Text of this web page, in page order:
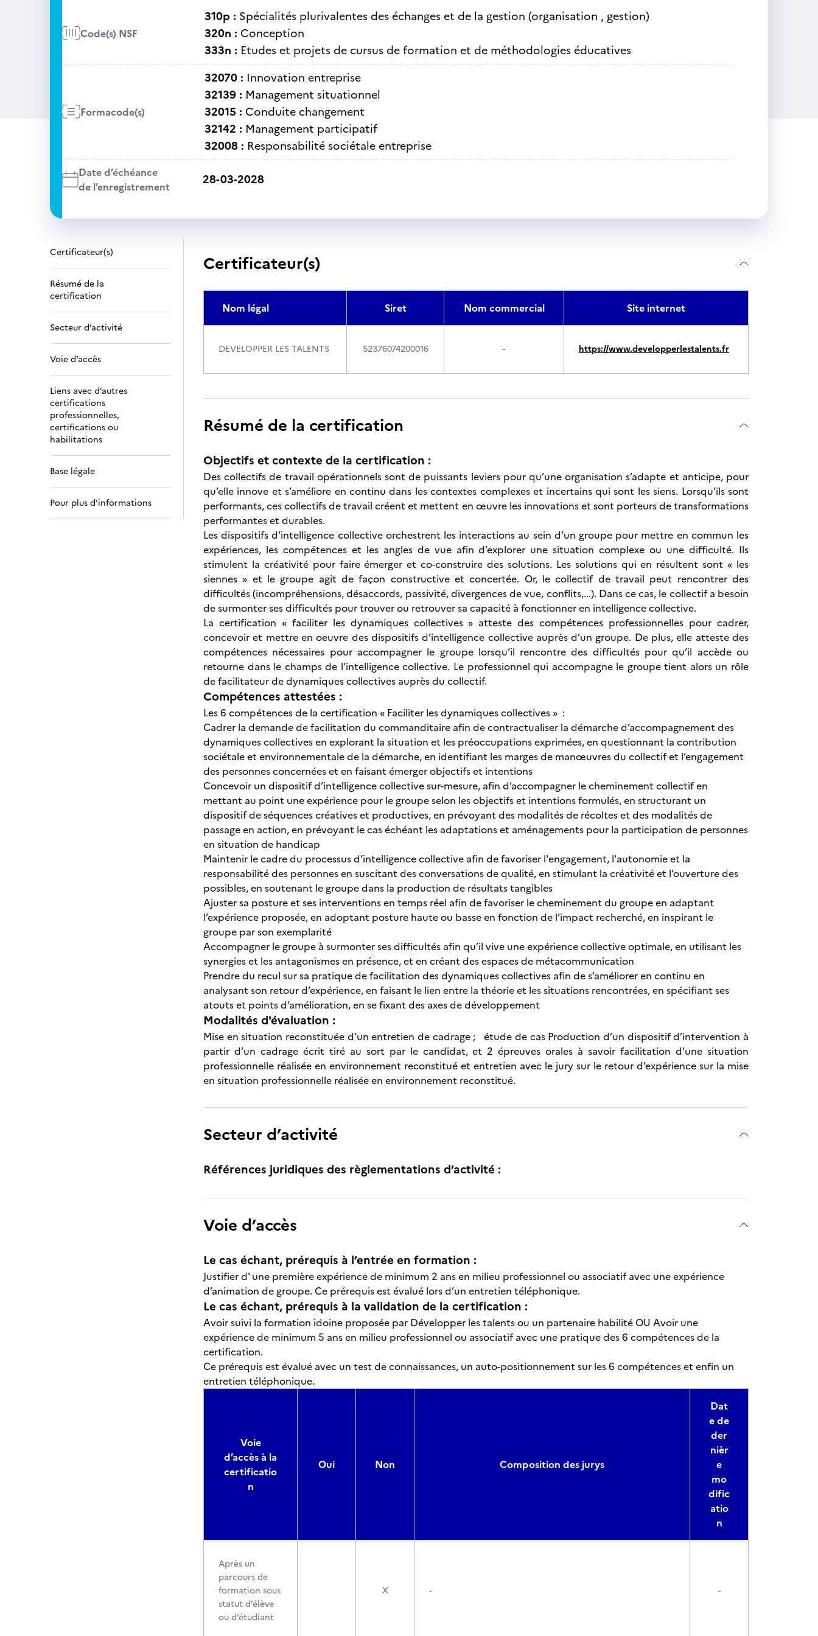
Code(s) NSF
310p : Spécialités plurivalentes des échanges et de la gestion (organisation , gestion)
320n : Conception
333n : Etudes et projets de cursus de formation et de méthodologies éducatives
Formacode(s)
32070 : Innovation entreprise
32139 : Management situationnel
32015 : Conduite changement
32142 : Management participatif
32008 : Responsabilité sociétale entreprise
Date d’échéance
de l’enregistrement
28-03-2028
Certificateur(s)
Résumé de la
certification
Secteur d’activité
Voie d’accès
Liens avec d’autres
certifications
professionnelles,
certifications ou
habilitations
Base légale
Pour plus d’informations
Certificateur(s)
Nom légal Siret Nom commercial Site internet
DEVELOPPER LES TALENTS 52376074200016 - https://www.developperlestalents.fr
Résumé de la certification
Objectifs et contexte de la certification :
Des collectifs de travail opérationnels sont de puissants leviers pour qu’une organisation s’adapte et anticipe, pour
qu’elle innove et s’améliore en continu dans les contextes complexes et incertains qui sont les siens. Lorsqu’ils sont
performants, ces collectifs de travail créent et mettent en œuvre les innovations et sont porteurs de transformations
performantes et durables.
Les dispositifs d’intelligence collective orchestrent les interactions au sein d’un groupe pour mettre en commun les
expériences, les compétences et les angles de vue afin d’explorer une situation complexe ou une difficulté. Ils
stimulent la créativité pour faire émerger et co-construire des solutions. Les solutions qui en résultent sont « les
siennes » et le groupe agit de façon constructive et concertée. Or, le collectif de travail peut rencontrer des
difficultés (incompréhensions, désaccords, passivité, divergences de vue, conflits,...). Dans ce cas, le collectif a besoin
de surmonter ses difficultés pour trouver ou retrouver sa capacité à fonctionner en intelligence collective.
La certification « faciliter les dynamiques collectives » atteste des compétences professionnelles pour cadrer,
concevoir et mettre en oeuvre des dispositifs d’intelligence collective auprès d’un groupe. De plus, elle atteste des
compétences nécessaires pour accompagner le groupe lorsqu’il rencontre des difficultés pour qu’il accède ou
retourne dans le champs de l’intelligence collective. Le professionnel qui accompagne le groupe tient alors un rôle
de facilitateur de dynamiques collectives auprès du collectif.
Compétences attestées :
Les 6 compétences de la certification « Faciliter les dynamiques collectives » :
Cadrer la demande de facilitation du commanditaire afin de contractualiser la démarche d’accompagnement des
dynamiques collectives en explorant la situation et les préoccupations exprimées, en questionnant la contribution
sociétale et environnementale de la démarche, en identifiant les marges de manœuvres du collectif et l’engagement
des personnes concernées et en faisant émerger objectifs et intentions
Concevoir un dispositif d’intelligence collective sur-mesure, afin d’accompagner le cheminement collectif en
mettant au point une expérience pour le groupe selon les objectifs et intentions formulés, en structurant un
dispositif de séquences créatives et productives, en prévoyant des modalités de récoltes et des modalités de
passage en action, en prévoyant le cas échéant les adaptations et aménagements pour la participation de personnes
en situation de handicap
Maintenir le cadre du processus d’intelligence collective afin de favoriser l'engagement, l'autonomie et la
responsabilité des personnes en suscitant des conversations de qualité, en stimulant la créativité et l’ouverture des
possibles, en soutenant le groupe dans la production de résultats tangibles
Ajuster sa posture et ses interventions en temps réel afin de favoriser le cheminement du groupe en adaptant
l’expérience proposée, en adoptant posture haute ou basse en fonction de l’impact recherché, en inspirant le
groupe par son exemplarité
Accompagner le groupe à surmonter ses difficultés afin qu’il vive une expérience collective optimale, en utilisant les
synergies et les antagonismes en présence, et en créant des espaces de métacommunication
Prendre du recul sur sa pratique de facilitation des dynamiques collectives afin de s’améliorer en continu en
analysant son retour d’expérience, en faisant le lien entre la théorie et les situations rencontrées, en spécifiant ses
atouts et points d’amélioration, en se fixant des axes de développement
Modalités d'évaluation :
Mise en situation reconstituée d’un entretien de cadrage ; étude de cas Production d’un dispositif d’intervention à
partir d’un cadrage écrit tiré au sort par le candidat, et 2 épreuves orales à savoir facilitation d’une situation
professionnelle réalisée en environnement reconstitué et entretien avec le jury sur le retour d’expérience sur la mise
en situation professionnelle réalisée en environnement reconstitué.
Secteur d’activité
Références juridiques des règlementations d’activité :
Voie d’accès
Le cas échant, prérequis à l’entrée en formation :
Justifier d' une première expérience de minimum 2 ans en milieu professionnel ou associatif avec une expérience
d’animation de groupe. Ce prérequis est évalué lors d’un entretien téléphonique.
Le cas échant, prérequis à la validation de la certification :
Avoir suivi la formation idoine proposée par Développer les talents ou un partenaire habilité OU Avoir une
expérience de minimum 5 ans en milieu professionnel ou associatif avec une pratique des 6 compétences de la
certification.
Ce prérequis est évalué avec un test de connaissances, un auto-positionnement sur les 6 compétences et enfin un
entretien téléphonique.
Voie
d’accès à la
certificatio
n
Oui Non Composition des jurys
Dat
e de
der
nièr
e
mo
dific
atio
n
Après un
parcours de
formation sous
statut d’élève
ou d’étudiant
X - -